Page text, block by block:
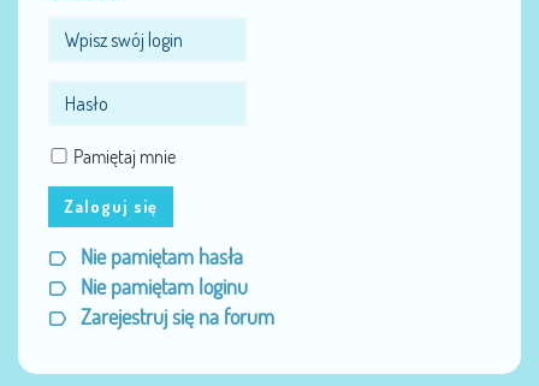
Pamiętaj mnie
Zaloguj się
Nie pamiętam hasła
Nie pamiętam loginu
Zarejestruj się na forum